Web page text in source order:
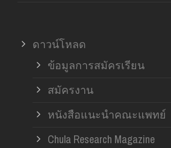
ดาวน์โหลด
ข้อมูลการสมัครเรียน
สมัครงาน
หนังสือแนะนำคณะแพทย์
Chula Research Magazine